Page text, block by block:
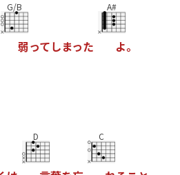
G/B
弱ってしまった
A#
よ。
D C